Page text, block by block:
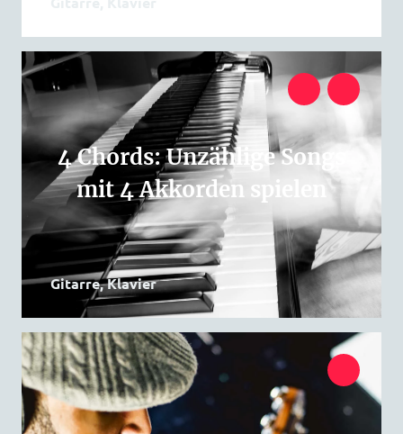
4 Chords: Unzählige Songs
mit 4 Akkorden spielen
Gitarre, Klavier